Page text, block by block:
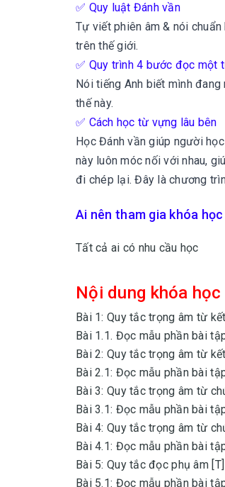
✅ Quy luật Đánh vần
Tự viết phiên âm & nói
trên thế giới.
✅ Quy trình 4 bước đọc một
Nói tiếng Anh biết mình
thế này.
✅ Cách học từ vựng lâu bên
Học Đánh vần giúp người
này luôn móc nối với nhau,
đi chép lại. Đây là chương
Ai nên tham gia khóa học
Tất cả ai có nhu cầu học
Nội dung khóa học
Bài 1: Quy tắc trọng âm từ
Bài 1.1. Đọc mẫu phần bài
Bài 2: Quy tắc trọng âm từ
Bài 2.1: Đọc mẫu phần bài
Bài 3: Quy tắc trọng âm từ
Bài 3.1: Đọc mẫu phần bài
Bài 4: Quy tắc trọng âm từ
Bài 4.1: Đọc mẫu phần bài
Bài 5: Quy tắc đọc phụ âm
Bài 5.1: Đọc mẫu phần bài